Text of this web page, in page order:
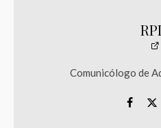
Comunicólogo de